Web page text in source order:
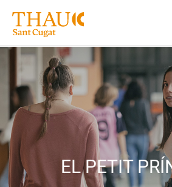
EL PETIT